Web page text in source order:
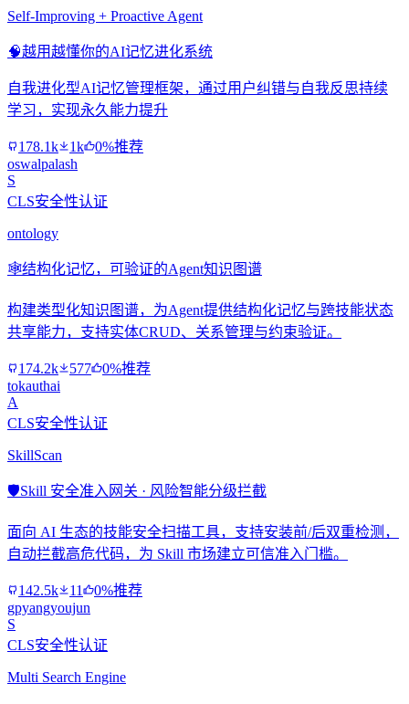
Self-Improving + Proactive Agent
🧠越用越懂你的AI记忆进化系统
自我进化型AI记忆管理框架，通过用户纠错与自我反思持续
学习，实现永久能力提升
178.1k 1k
0%推荐
oswalpalash
S
CLS安全性认证
ontology
🕸️结构化记忆，可验证的Agent知识图谱
构建类型化知识图谱，为Agent提供结构化记忆与跨技能状态
共享能力，支持实体CRUD、关系管理与约束验证。
174.2k 577
0%推荐
tokauthai
A
CLS安全性认证
SkillScan
🛡️Skill 安全准入网关 · 风险智能分级拦截
面向 AI 生态的技能安全扫描工具，支持安装前/后双重检测，
自动拦截高危代码，为 Skill 市场建立可信准入门槛。
142.5k 11
0%推荐
gpyangyoujun
S
CLS安全性认证
Multi Search Engine